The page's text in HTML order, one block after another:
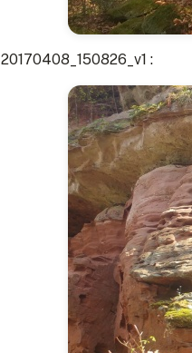
20170408_150826_v1 :